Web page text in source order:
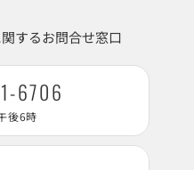
するお問合せ窓口
6706
後6時